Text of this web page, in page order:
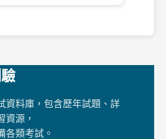
資料庫，包含歷年試題、詳
資源，
各類考試。